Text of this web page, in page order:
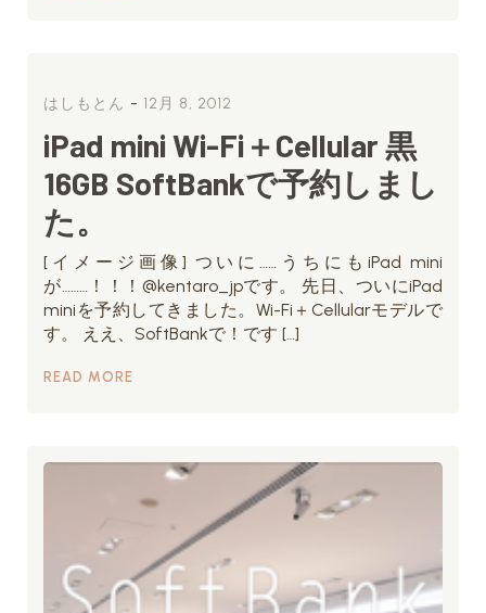
はしもとん - 12月 8, 2012
iPad mini Wi-Fi＋Cellular 黒
16GB SoftBankで予約しまし
た。
[イメージ画像] ついに……うちにもiPad mini
が………！！！@kentaro_jpです。 先日、ついにiPad
miniを予約してきました。Wi-Fi＋Cellularモデルで
す。 ええ、SoftBankで！です […]
READ MORE